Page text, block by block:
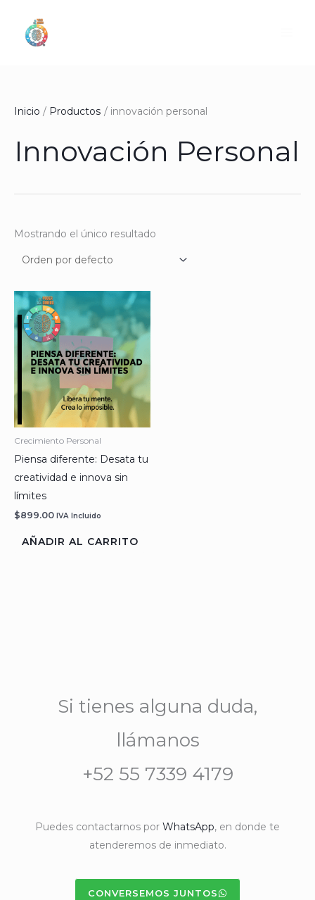
contenido
Inicio Productos innovación personal
Innovación Personal
Mostrando el único resultado
Crecimiento Personal
Piensa diferente: Desata tu
creatividad e innova sin
límites
$899.00 IVA Incluido
AÑADIR AL CARRITO
Si tienes alguna duda,
llámanos
+52 55 7339 4179
Puedes contactarnos por WhatsApp, en donde te
atenderemos de inmediato.
CONVERSEMOS JUNTOS